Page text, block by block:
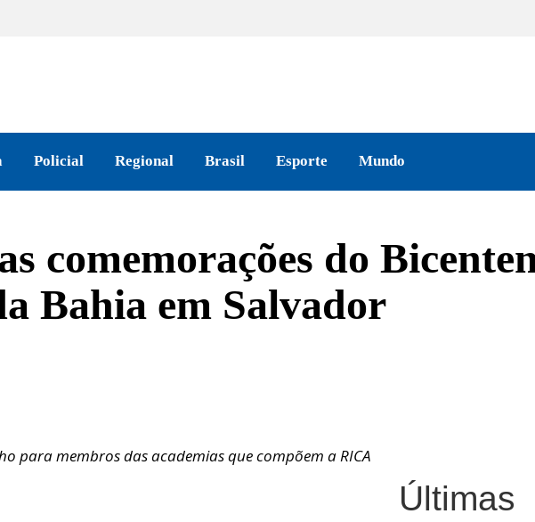
Policial Regional Brasil Esporte Mundo
comemorações do
Bahia em Salvador
para membros das academias que compõem a RICA
Últimas